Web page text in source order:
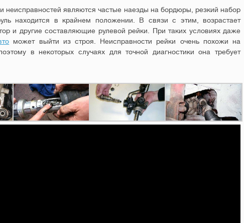
неисправностей являются частые наезды на бордюры, резкий набор
находится в крайнем положении. В связи с этим, возрастает
и другие составляющие рулевой рейки. При таких условиях даже
может выйти из строя. Неисправности рейки очень похожи на
в некоторых случаях для точной диагностики она требует